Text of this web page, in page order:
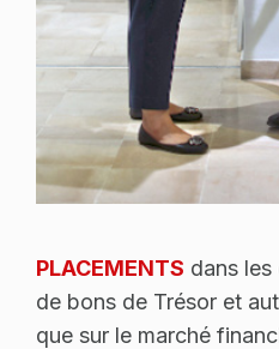
PLACEMENTS dans
de bons de Trésor et
que sur le marché